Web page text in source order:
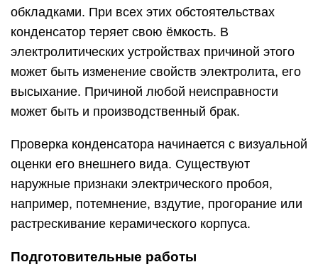
обкладками. При всех этих обстоятельствах
конденсатор теряет свою ёмкость. В
электролитических устройствах причиной этого
может быть изменение свойств электролита, его
высыхание. Причиной любой неисправности
может быть и производственный брак.
Проверка конденсатора начинается с визуальной
оценки его внешнего вида. Существуют
наружные признаки электрического пробоя,
например, потемнение, вздутие, прогорание или
растрескивание керамического корпуса.
Подготовительные работы